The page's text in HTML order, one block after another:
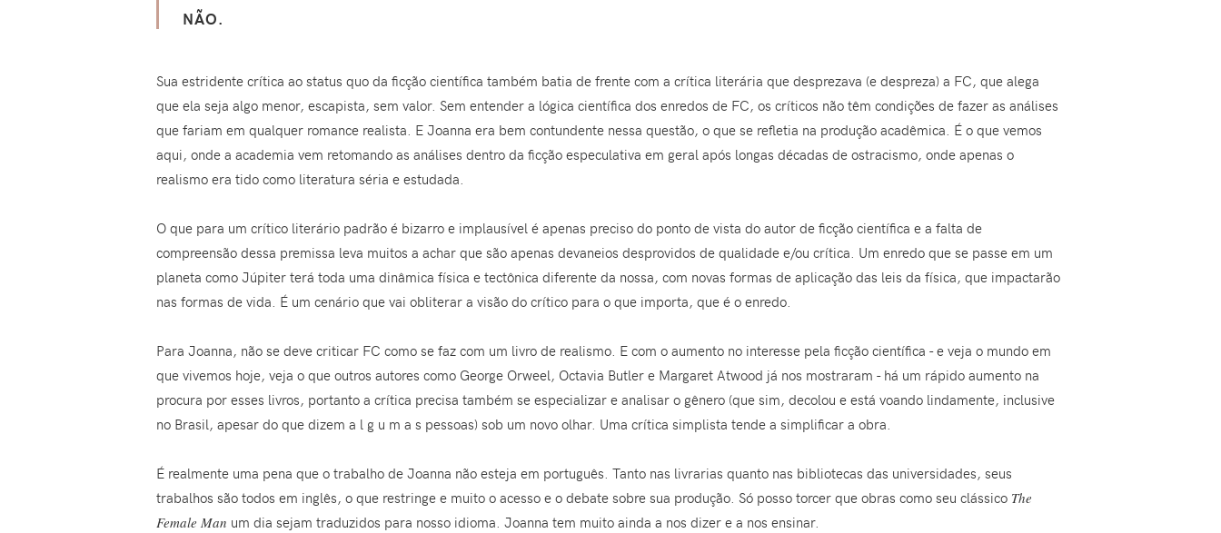
NÃO.
Sua estridente crítica ao status quo da ficção científica também batia de frente com a crítica literária que desprezava (e despreza) a FC, que alega
que ela seja algo menor, escapista, sem valor. Sem entender a lógica científica dos enredos de FC, os críticos não têm condições de fazer as análises
que fariam em qualquer romance realista. E Joanna era bem contundente nessa questão, o que se refletia na produção acadêmica. É o que vemos
aqui, onde a academia vem retomando as análises dentro da ficção especulativa em geral após longas décadas de ostracismo, onde apenas o
realismo era tido como literatura séria e estudada.
O que para um crítico literário padrão é bizarro e implausível é apenas preciso do ponto de vista do autor de ficção científica e a falta de
compreensão dessa premissa leva muitos a achar que são apenas devaneios desprovidos de qualidade e/ou crítica. Um enredo que se passe em um
planeta como Júpiter terá toda uma dinâmica física e tectônica diferente da nossa, com novas formas de aplicação das leis da física, que impactarão
nas formas de vida. É um cenário que vai obliterar a visão do crítico para o que importa, que é o enredo.
Para Joanna, não se deve criticar FC como se faz com um livro de realismo. E com o aumento no interesse pela ficção científica - e veja o mundo em
que vivemos hoje, veja o que outros autores como George Orweel, Octavia Butler e Margaret Atwood já nos mostraram - há um rápido aumento na
procura por esses livros, portanto a crítica precisa também se especializar e analisar o gênero (que sim, decolou e está voando lindamente, inclusive
no Brasil, apesar do que dizem a l g u m a s pessoas) sob um novo olhar. Uma crítica simplista tende a simplificar a obra.
É realmente uma pena que o trabalho de Joanna não esteja em português. Tanto nas livrarias quanto nas bibliotecas das universidades, seus
trabalhos são todos em inglês, o que restringe e muito o acesso e o debate sobre sua produção. Só posso torcer que obras como seu clássico The
Female Man um dia sejam traduzidos para nosso idioma. Joanna tem muito ainda a nos dizer e a nos ensinar.